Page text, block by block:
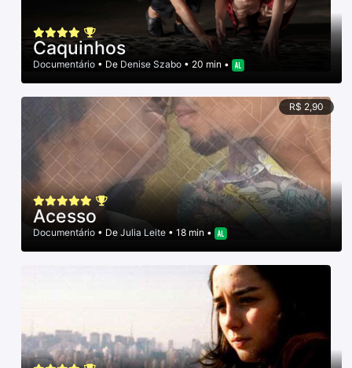
Caquinhos
Documentário • De Denise Szabo • 20 min •
R$ 2,90
Acesso
Documentário • De Julia Leite • 18 min •